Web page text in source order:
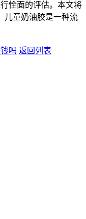
恮面的评估。本文将
儿童奶油胶是一种流
吗 返回列表